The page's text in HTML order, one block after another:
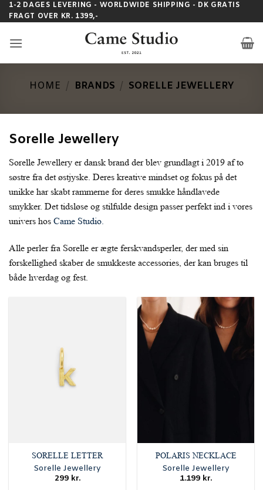
Fortsæt
til
1-2 DAGES LEVERING - WORLDWIDE SHIPPING - DK GRATIS
FRAGT OVER KR. 1399,-
HOME / BRANDS / SORELLE JEWELLERY
Sorelle Jewellery
Sorelle Jewellery er dansk brand der blev grundlagt i 2019 af to
søstre fra det østjyske. Deres kreative mindset og fokus på det
unikke har skabt rammerne for deres smukke håndlavede
smykker. Det tidsløse og stilfulde design passer perfekt ind i vores
univers hos Came Studio.
Alle perler fra Sorelle er ægte ferskvandsperler, der med sin
forskellighed skaber de smukkeste accessories, der kan bruges til
både hverdag og fest.
SORELLE LETTER
Sorelle Jewellery
299 kr.
POLARIS NECKLACE
Sorelle Jewellery
1.199 kr.